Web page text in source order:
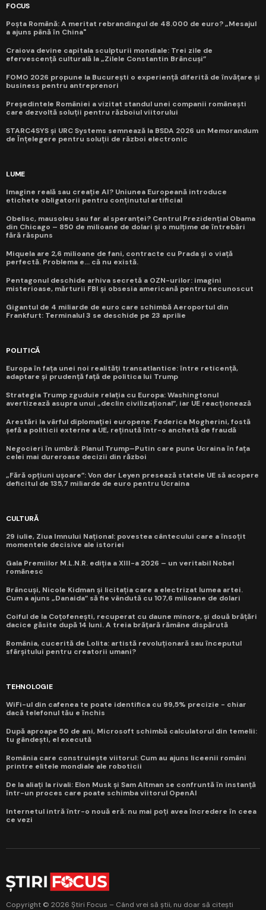
FOCUS
Poșta Română: A meritat rebrandingul de 48.000 de euro? „Mesajul
a ajuns până în China"
Craiova devine capitala sculpturii mondiale: Trei zile de
efervescență culturală la „Zilele Constantin Brâncuși”
FOMO 2026 propune la București o experiență diferită de învățare și
business pentru antreprenori
Președintele României a vizitat standul unei companii românești
care dezvoltă soluții pentru războiul viitorului
STARC4SYS și URC Systems semnează la BSDA 2026 un Memorandum
de Înțelegere pentru soluții de război electronic
LUME
Imagine reală sau creație AI? Uniunea Europeană introduce
etichete obligatorii pentru conținutul artificial
Obelisc, mausoleu sau far al speranței? Centrul Prezidențial Obama
din Chicago – 850 de milioane de dolari și o mulțime de întrebări
fără răspuns
Miquela are 2,6 milioane de fani, contracte cu Prada și o viață
perfectă. Problema e... că nu există.
Pentagonul deschide arhiva secretă a OZN-urilor: imagini
misterioase, mărturii FBI și obsesia americană pentru necunoscut
Gigantul de 4 miliarde de euro care schimbă Aeroportul din
Frankfurt: Terminalul 3 se deschide pe 23 aprilie
POLITICĂ
Europa în fața unei noi realități transatlantice: între reticență,
adaptare și prudență față de politica lui Trump
Strategia Trump zguduie relația cu Europa: Washingtonul
avertizează asupra unui „declin civilizațional”, iar UE reacționează
Arestări la vârful diplomației europene: Federica Mogherini, fostă
șefă a politicii externe a UE, reținută într-o anchetă de fraudă
Negocieri în umbră: Planul Trump–Putin care pune Ucraina în fața
celei mai dureroase decizii din război
„Fără opțiuni ușoare”: Von der Leyen presează statele UE să acopere
deficitul de 135,7 miliarde de euro pentru Ucraina
CULTURĂ
29 iulie, Ziua Imnului Național: povestea cântecului care a însoțit
momentele decisive ale istoriei
Gala Premiilor M.L.N.R. ediția a XIII-a 2026 – un veritabil Nobel
românesc
Brâncuși, Nicole Kidman și licitația care a electrizat lumea artei.
Cum a ajuns „Danaida” să fie vândută cu 107,6 milioane de dolari
Coiful de la Coțofenești, recuperat cu daune minore, și două brățări
dacice găsite după 14 luni. A treia brățară rămâne dispărută
România, cucerită de Lolita: artistă revoluționară sau începutul
sfârșitului pentru creatorii umani?
TEHNOLOGIE
WiFi-ul din cafenea te poate identifica cu 99,5% precizie - chiar
dacă telefonul tău e închis
După aproape 50 de ani, Microsoft schimbă calculatorul din temelii:
tu gândești, el execută
România care construiește viitorul: Cum au ajuns liceenii români
printre elitele mondiale ale roboticii
De la aliați la rivali: Elon Musk și Sam Altman se confruntă în instanță
într-un proces care poate schimba viitorul OpenAI
Internetul intră într-o nouă eră: nu mai poți avea încredere în ceea
ce vezi
Copyright © 2026 Știri Focus – Când vrei să știi, nu doar să citești